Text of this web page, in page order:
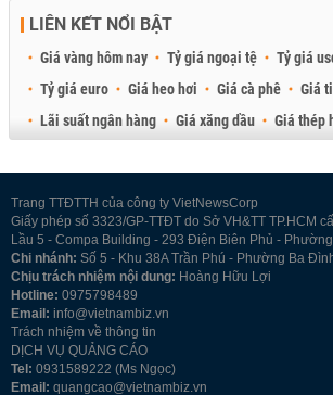
LIÊN KẾT NỔI BẬT
Giá vàng hôm nay Tỷ giá ngoại tệ Tỷ giá
Tỷ giá euro
Giá heo hơi Giá cà phê
Giá
Lãi suất ngân hàng
Giá xăng dầu
Giá thép
Trang TTĐTTH của công ty VietNewsCorp
Giấy phép số 3323/GP-TTĐT do Sở VH&TT TP.HCM
Lầu 5 - Compa Building - 293 Điện Biên Phủ -
Chi nhánh: Số 5 - Khu 38A Trần Phú - Phường Ba
Chịu trách nhiệm nội dung: Hoàng Hữu Lợi
Hotline: 0975798489
Email: info@vietnambiz.vn
Trách nhiệm về thông tin
DỊCH VỤ QUẢNG CÁO
Tel: 0931589222 (Ms Ngọc)
Email: quangcao@vietnambiz.vn